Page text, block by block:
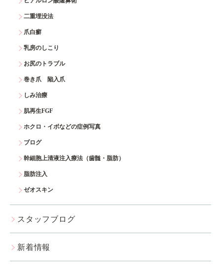
二重埋没法
爪白癬
乳房のしこり
お尻のトラブル
巻き爪 陥入爪
しみ治療
肌再生FGF
ホクロ・イボなどの症例写真
ブログ
幹細胞上清液注入療法（歯髄・脂肪）
脂肪注入
ゼオスキン
スタッフブログ
新着情報